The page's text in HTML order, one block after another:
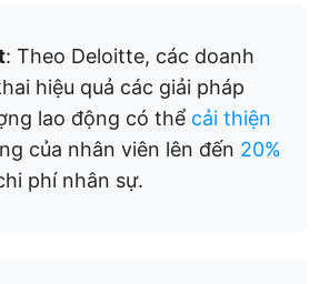
: Theo Deloitte, các doanh
hiệu quả các giải pháp
lao động có thể cải thiện
của nhân viên lên đến 20%
phí nhân sự.